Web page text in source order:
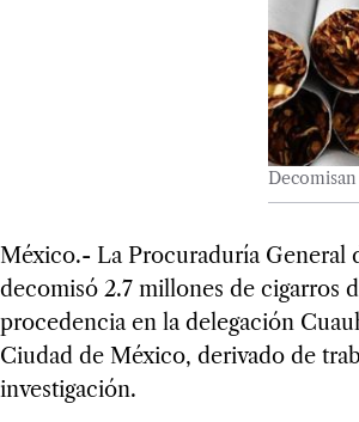
México.- La Procuraduría General
decomisó 2.7 millones de cigarros
procedencia en la delegación
Ciudad de México, derivado de
investigación.